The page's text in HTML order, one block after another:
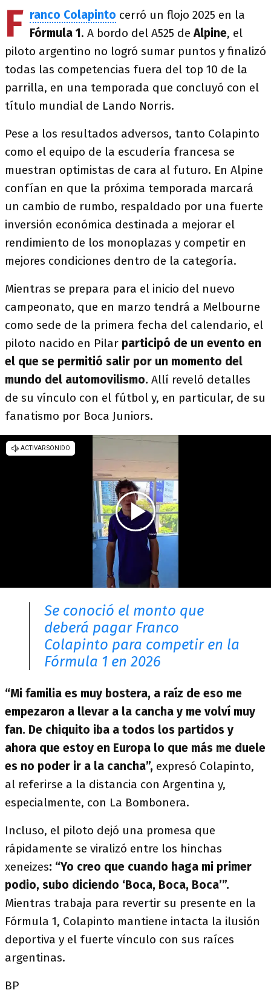
F ranco Colapinto cerró un flojo 2025 en la
Fórmula 1. A bordo del A525 de Alpine, el
piloto argentino no logró sumar puntos y finalizó
todas las competencias fuera del top 10 de la
parrilla, en una temporada que concluyó con el
título mundial de Lando Norris.
Pese a los resultados adversos, tanto Colapinto
como el equipo de la escudería francesa se
muestran optimistas de cara al futuro. En Alpine
confían en que la próxima temporada marcará
un cambio de rumbo, respaldado por una fuerte
inversión económica destinada a mejorar el
rendimiento de los monoplazas y competir en
mejores condiciones dentro de la categoría.
Mientras se prepara para el inicio del nuevo
campeonato, que en marzo tendrá a Melbourne
como sede de la primera fecha del calendario, el
piloto nacido en Pilar participó de un evento en
el que se permitió salir por un momento del
mundo del automovilismo. Allí reveló detalles
de su vínculo con el fútbol y, en particular, de su
fanatismo por Boca Juniors.
Se conoció el monto que
deberá pagar Franco
Colapinto para competir en la
Fórmula 1 en 2026
“Mi familia es muy bostera, a raíz de eso me
empezaron a llevar a la cancha y me volví muy
fan. De chiquito iba a todos los partidos y
ahora que estoy en Europa lo que más me duele
es no poder ir a la cancha”, expresó Colapinto,
al referirse a la distancia con Argentina y,
especialmente, con La Bombonera.
Incluso, el piloto dejó una promesa que
rápidamente se viralizó entre los hinchas
xeneizes: “Yo creo que cuando haga mi primer
podio, subo diciendo ‘Boca, Boca, Boca’”.
Mientras trabaja para revertir su presente en la
Fórmula 1, Colapinto mantiene intacta la ilusión
deportiva y el fuerte vínculo con sus raíces
argentinas.
BP